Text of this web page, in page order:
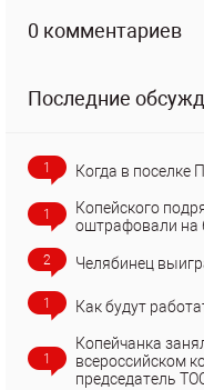
0 комментариев
Последние
1 Когда в поселке
1
Копейского
оштрафовали на
2 Челябинец
1 Как будут
1
Копейчанка
всероссийском
председатель